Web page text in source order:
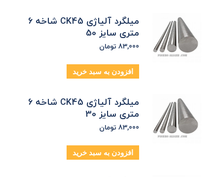
میلگرد آلیاژی CK45 شاخه 6
متری سایز 50
83,000 تومان
افزودن به سبد خرید
میلگرد آلیاژی CK45 شاخه 6
متری سایز 30
83,000 تومان
افزودن به سبد خرید